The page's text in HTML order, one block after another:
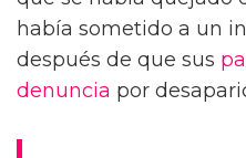
había sometido a un
después de que sus
denuncia por